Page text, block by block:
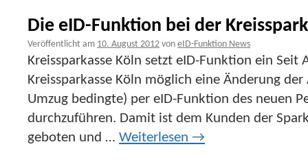
Die eID-Funktion bei der
Veröffentlicht am 10. August 2012 von eID-Funktion News
Kreissparkasse Köln setzt eID-Funktion ein Seit
Kreissparkasse Köln möglich eine Änderung
Umzug bedingte) per eID-Funktion des neuen
durchzuführen. Damit ist dem Kunden der
geboten und … Weiterlesen →